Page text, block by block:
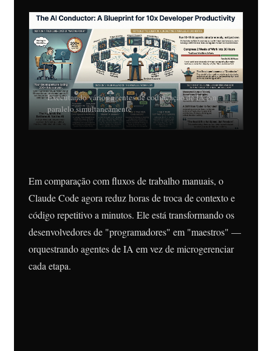
Executando vários agentes de codificação de IA em
paralelo simultaneamente
Em comparação com fluxos de trabalho manuais, o
Claude Code agora reduz horas de troca de contexto e
código repetitivo a minutos. Ele está transformando os
desenvolvedores de "programadores" em "maestros" —
orquestrando agentes de IA em vez de microgerenciar
cada etapa.